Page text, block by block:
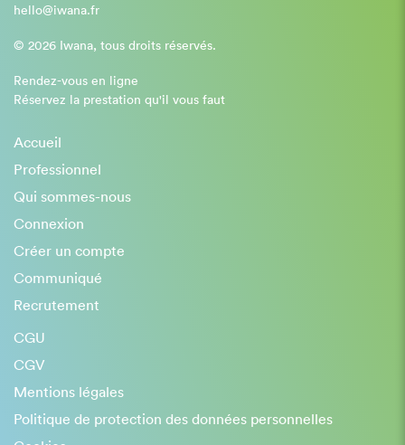
hello@iwana.fr
© 2026 Iwana, tous droits réservés.
Rendez-vous en ligne
Réservez la prestation qu'il vous faut
Accueil
Professionnel
Qui sommes-nous
Connexion
Créer un compte
Communiqué
Recrutement
CGU
CGV
Mentions légales
Politique de protection des données personnelles